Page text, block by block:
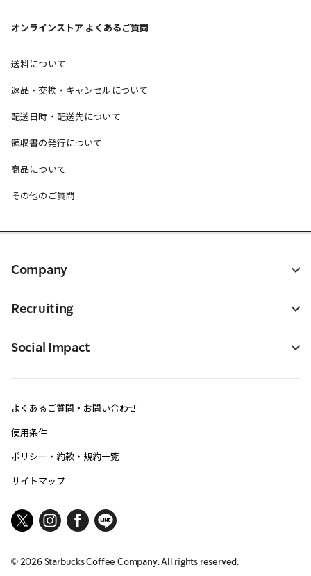
オンラインストア よくあるご質問
送料について
返品・交換・キャンセルについて
配送日時・配送先について
領収書の発行について
商品について
その他のご質問
Company
Recruiting
Social Impact
よくあるご質問・お問い合わせ
使用条件
ポリシー・約款・規約一覧
サイトマップ
©2026Starbucks Coffee Company. All rights reserved.